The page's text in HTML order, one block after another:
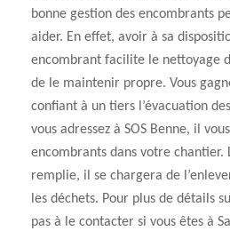
bonne gestion des encombrants
aider. En effet, avoir à sa
encombrant facilite le nettoyage
de le maintenir propre. Vous
confiant à un tiers l’évacuation
vous adressez à SOS Benne, il
encombrants dans votre chantier.
remplie, il se chargera de
les déchets. Pour plus de détails
pas à le contacter si vous êtes à